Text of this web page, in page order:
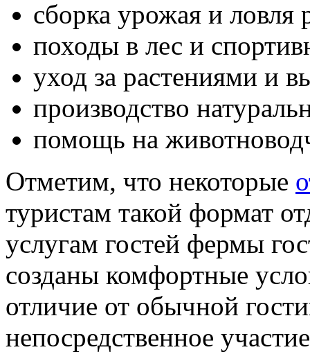
сборка урожая и
походы в лес и
уход за растениями и
производство
помощь на
Отметим, что некоторые
туристам такой формат
услугам гостей фермы
созданы комфортные
отличие от обычной
непосредственное